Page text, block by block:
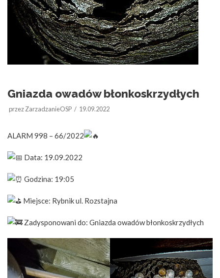
Gniazda owadów błonkoskrzydłych
przezZarzadzanieOSP 19.09.2022
ALARM 998 – 66/2022
Data: 19.09.2022
Godzina: 19:05
Miejsce: Rybnik ul. Rozstajna
Zadysponowani do: Gniazda owadów błonkoskrzydłych